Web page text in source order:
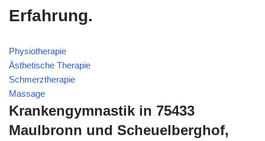
Erfahrung.
Physiotherapie
Ästhetische Therapie
Schmerztherapie
Massage
Krankengymnastik in 75433
Maulbronn und Scheuelberghof,